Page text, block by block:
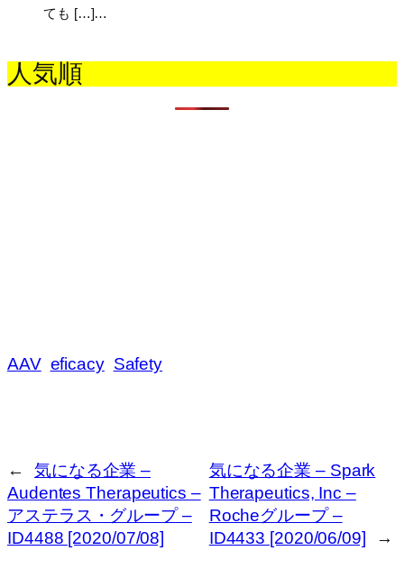
ても […]…
人気順
AAV eficacy Safety
←
気になる企業 –
Audentes Therapeutics –
アステラス・グループ –
ID4488 [2020/07/08]
気になる企業 – Spark
Therapeutics, Inc –
Rocheグループ –
ID4433 [2020/06/09]
→